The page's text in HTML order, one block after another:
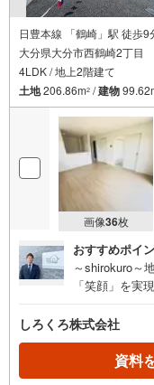
日豊本線 「鶴崎」駅 徒歩9
大分県大分市西鶴崎2丁目
4LDK / 地上2階建て
土地206.86m2 /建物
画像36枚
おすすめポイ
～shirokuro～
「笑顔」を
様のご都合に
震の揺れを吸
3級』取得あ
築建売住宅
しろくろ株式会社
資料